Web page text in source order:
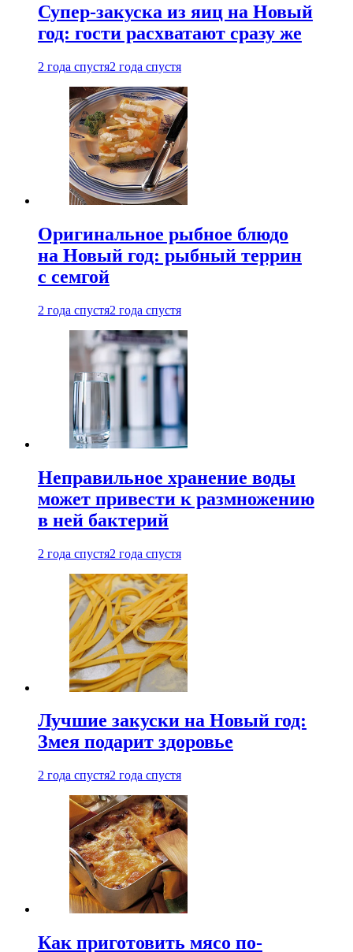
Супер-закуска из яиц на Новый
год: гости расхватают сразу же
2 года спустя2 года спустя
Оригинальное рыбное блюдо
на Новый год: рыбный террин
с семгой
2 года спустя2 года спустя
Неправильное хранение воды
может привести к размножению
в ней бактерий
2 года спустя2 года спустя
Лучшие закуски на Новый год:
Змея подарит здоровье
2 года спустя2 года спустя
Как приготовить мясо по-